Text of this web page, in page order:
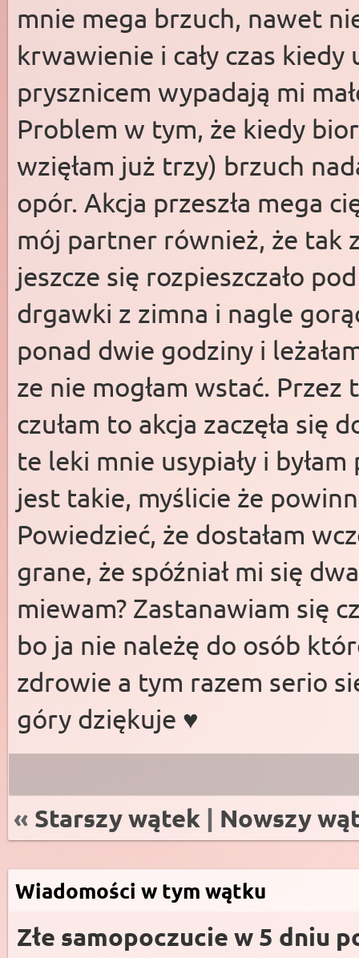
mnie mega brzuch, nawet
krwawienie i cały czas
prysznicem wypadają mi
Problem w tym, że kiedy
wzięłam już trzy) brzuch
opór. Akcja przeszła mega
mój partner również, że tak
jeszcze się rozpieszczało
drgawki z zimna i nagle
ponad dwie godziny i
ze nie mogłam wstać. Przez
czułam to akcja zaczęła
te leki mnie usypiały i
jest takie, myślicie że
Powiedzieć, że dostałam
grane, że spóźniał mi się
miewam? Zastanawiam się
bo ja nie należę do osób
zdrowie a tym razem serio
góry dziękuje ♥️
« Starszy wątek | Nowszy
Wiadomości w tym wątku
Złe samopoczucie w 5 dniu